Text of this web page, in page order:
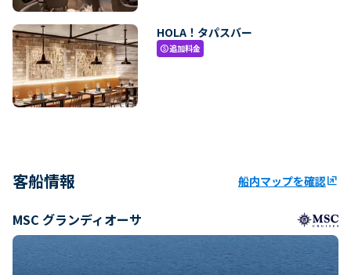
HOLA！タパスバー
paid追加料金
客船情報 船内マップを確認ungroup
MSC グランディオーサ